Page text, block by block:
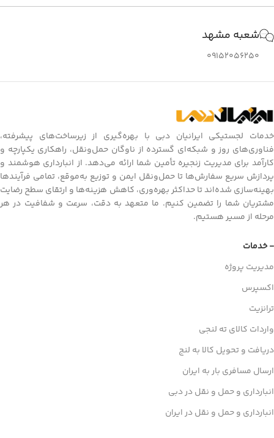
شعبه مشهد
09152056250
خدمات لجستیکی ایرانیان دبی با بهره‌گیری از زیرساخت‌های پیشرفته،
فناوری‌های روز و شبکه‌ای گسترده از ناوگان حمل‌ونقل، راهکاری یکپارچه و
کارآمد برای مدیریت زنجیره تأمین شما ارائه می‌دهد. از انبارداری هوشمند و
پردازش سریع سفارش‌ها تا حمل‌ونقل ایمن و توزیع به‌موقع، تمامی فرآیندها
بهینه‌سازی شده‌اند تا حداکثر بهره‌وری، کاهش هزینه‌ها و ارتقای سطح رضایت
مشتریان شما را تضمین کنیم. ما متعهد به دقت، سرعت و شفافیت در هر
مرحله از مسیر هستیم.
- خدمات
مدیریت پروژه
اکسپرس
ترانزیت
واردات کالای ته لنجی
دریافت و تحویل کالا به لنج
ارسال مسافری بار به ایران
انبارداری و حمل و نقل در دبی
انبارداری و حمل و نقل در ایران